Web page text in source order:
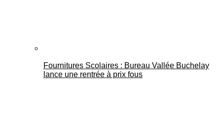
Fournitures Scolaires : Bureau Vallée Buchelay
lance une rentrée à prix fous